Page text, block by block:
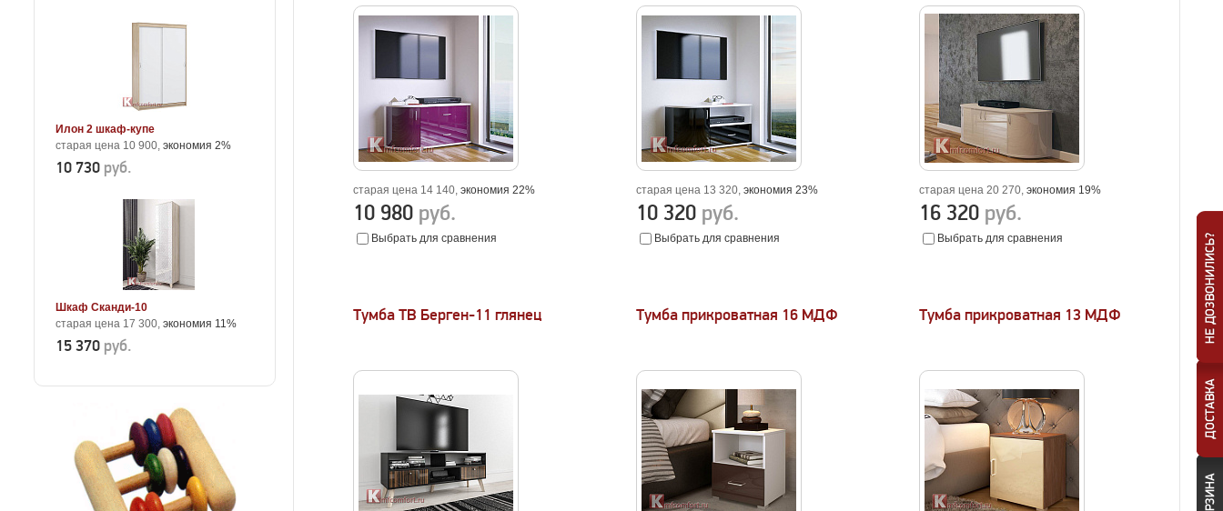
Илон 2 шкаф-купе
старая цена 10 900, экономия 2%
10 730 руб.
Шкаф Сканди-10
старая цена 17 300, экономия 11%
15 370 руб.
старая цена 14 140,экономия 22%
10 980 руб.
Выбрать для сравнения
старая цена 13 320,экономия 23%
10 320 руб.
Выбрать для сравнения
старая цена 20 270,экономия 19%
16 320 руб.
Выбрать для сравнения
Тумба ТВ Берген-11 глянец Тумба прикроватная 16 МДФ Тумба прикроватная 13 МДФ